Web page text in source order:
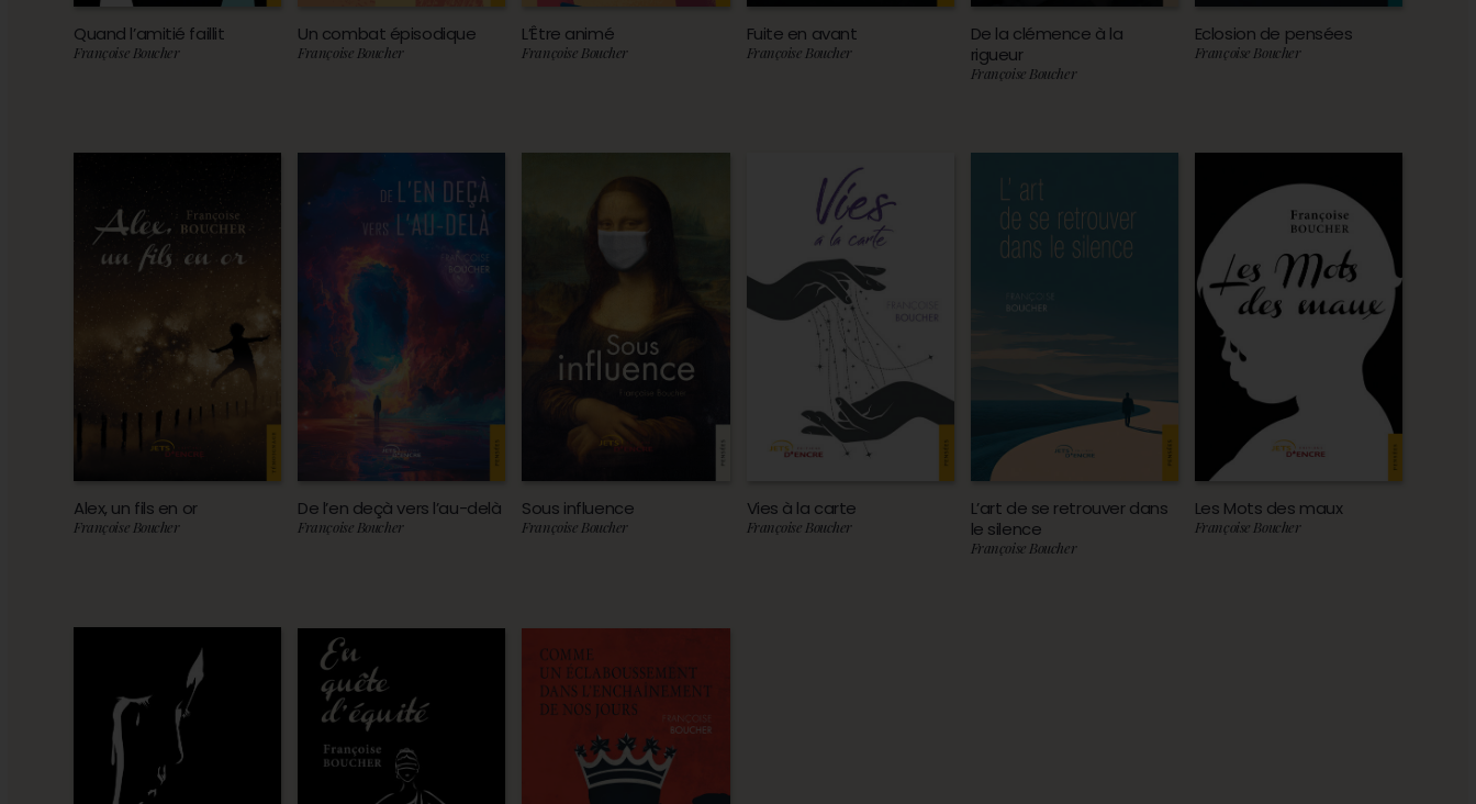
Quand l’amitié faillit
Françoise Boucher
Un combat épisodique
Françoise Boucher
L’Être animé
Françoise Boucher
Fuite en avant
Françoise Boucher
De la clémence à la
rigueur
Françoise Boucher
Eclosion de pensées
Françoise Boucher
Alex, un fils en or
Françoise Boucher
De l’en deçà vers l’au-delà
Françoise Boucher
Sous influence
Françoise Boucher
Vies à la carte
Françoise Boucher
L’art de se retrouver dans
le silence
Françoise Boucher
Les Mots des maux
Françoise Boucher